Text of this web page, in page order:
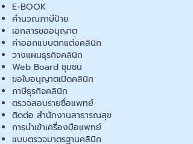
E-BOOK
คำนวณภาษีป้าย
เอกสารขออนุญาต
ค่าออกแบบตกแต่งคลินิก
วางแผนธุรกิจคลินิก
Web Board ชุมชน
ขอใบอนุญาตเปิดคลินิก
ภาษีธุรกิจคลินิก
ตรวจสอบรายชื่อแพทย์
ติดต่อ สำนักงานสาธารณสุข
การนำเข้าเครื่องมือแพทย์
แบบตรวจมาตรฐานคลินิก